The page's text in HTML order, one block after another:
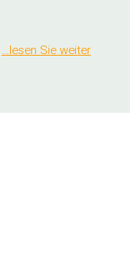
…lesen Sie weiter